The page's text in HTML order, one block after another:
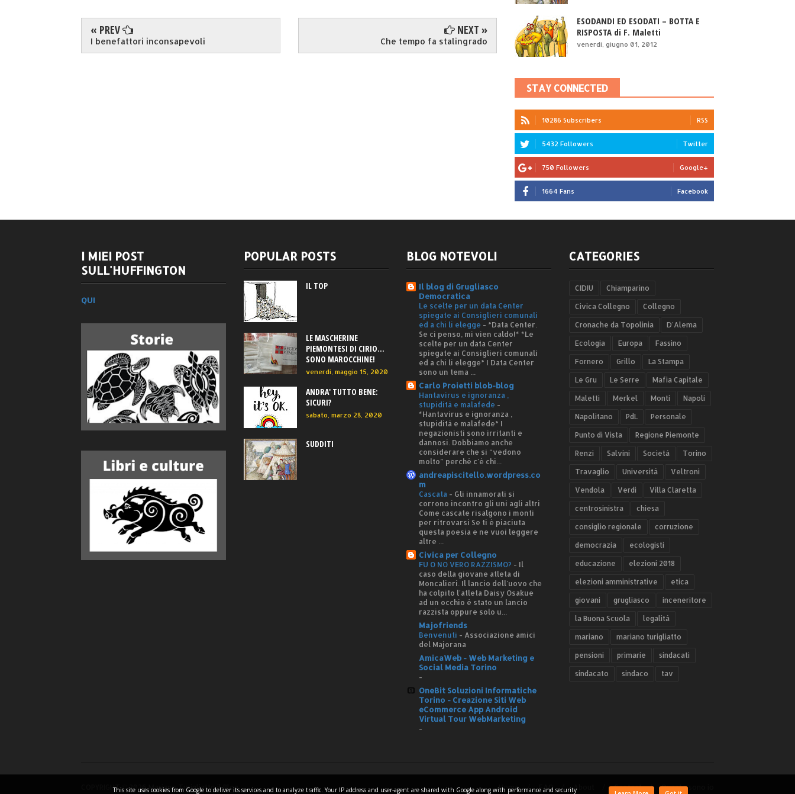
« PREV
I benefattori inconsapevoli
NEXT »
Che tempo fa stalingrado
ESODANDI ED ESODATI – BOTTA E
RISPOSTA di F. Maletti
venerdì, giugno 01, 2012
STAY CONNECTED
10286 Subscribers RSS
5432 Followers Twitter
750 Followers Google+
1664 Fans Facebook
I MIEI POST
SULL'HUFFINGTON
QUI
POPULAR POSTS
IL TOP
LE MASCHERINE
PIEMONTESI DI CIRIO...
SONO MAROCCHINE!
venerdì, maggio 15, 2020
ANDRA' TUTTO BENE:
SICURI?
sabato, marzo 28, 2020
SUDDITI
BLOG NOTEVOLI
Il blog di Grugliasco
Democratica
Le scelte per un data Center
spiegate ai Consiglieri comunali
ed a chi li elegge - *Data Center.
Se ci penso, mi vien caldo!* *Le
scelte per un data Center
spiegate ai Consiglieri comunali
ed a chi li elegge* I Data Center
sono un tema ...
Carlo Proietti blob-blog
Hantavirus e ignoranza ,
stupidità e malafede -
*Hantavirus e ignoranza ,
stupidità e malafede* I
negazionisti sono irritanti e
dannosi. Dobbiamo anche
considerare che si “vedono
molto” perché c'è chi...
andreapiscitello.wordpress.co
m
Cascata - Gli innamorati si
corrono incontro gli uni agli altri
Come cascate risalgono i monti
per ritrovarsi Se ti è piaciuta
questa poesia e ne vuoi leggere
altre ...
Civica per Collegno
FU O NO VERO RAZZISMO? - Il
caso della giovane atleta di
Moncalieri. Il lancio dell'uovo che
ha colpito l'atleta Daisy Osakue
ad un occhio è stato un lancio
razzista oppure solo u...
Majofriends
Benvenuti - Associazione amici
del Majorana
AmicaWeb - Web Marketing e
Social Media Torino
-
OneBit Soluzioni Informatiche
Torino - Creazione Siti Web
eCommerce App Android
Virtual Tour WebMarketing
-
CATEGORIES
CIDIU Chiamparino
Civica Collegno Collegno
Cronache da Topolinia D'Alema
Ecologia Europa Fassino
Fornero Grillo La Stampa
Le Gru Le Serre Mafia Capitale
Maletti Merkel Monti Napoli
Napolitano PdL Personale
Punto di Vista Regione Piemonte
Renzi Salvini Società Torino
Travaglio Università Veltroni
Vendola Verdi Villa Claretta
centrosinistra chiesa
consiglio regionale corruzione
democrazia ecologisti
educazione elezioni 2018
elezioni amministrative etica
giovani grugliasco inceneritore
la Buona Scuola legalità
mariano mariano turigliatto
pensioni primarie sindacati
sindacato sindaco tav
COPYRIGHT ©2026 Mariano Turigliatto il Blog Home FAQ About Contact Questo sono io
This site uses cookies from Google to deliver its services and to analyze traffic. Your IP address and user-agent are shared with Google along with performance and security